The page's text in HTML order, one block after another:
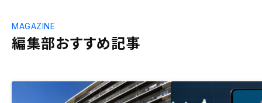
編集部おすすめ記事
MAGAZINE